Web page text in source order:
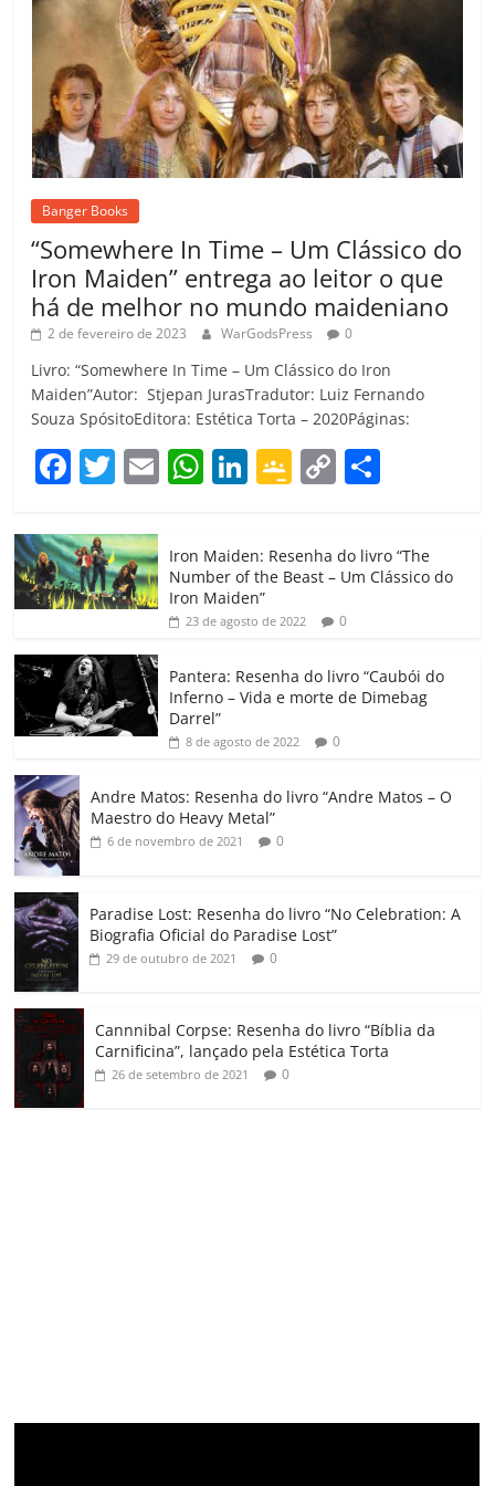
Banger Books
“Somewhere In Time – Um Clássico do
Iron Maiden” entrega ao leitor o que
há de melhor no mundo maideniano
2 de fevereiro de 2023 WarGodsPress 0
Livro: “Somewhere In Time – Um Clássico do Iron
Maiden”Autor: Stjepan JurasTradutor: Luiz Fernando
Souza SpósitoEditora: Estética Torta – 2020Páginas:
F
c
e
b
o
o
k
T
itt
er
E W
at
s
A
p
Li
e
dI
G
gl
e
Cl
a
ss
ro
o
C
p
y
Li
k
m
p
h
ar
Iron Maiden: Resenha do livro “The
Number of the Beast – Um Clássico do
Iron Maiden”
23 de agosto de 2022 0
Pantera: Resenha do livro “Caubói do
Inferno – Vida e morte de Dimebag
Darrel”
8 de agosto de 2022 0
Andre Matos: Resenha do livro “Andre Matos – O
Maestro do Heavy Metal”
6 de novembro de 2021 0
Paradise Lost: Resenha do livro “No Celebration: A
Biografia Oficial do Paradise Lost”
29 de outubro de 2021 0
Cannnibal Corpse: Resenha do livro “Bíblia da
Carnificina”, lançado pela Estética Torta
26 de setembro de 2021 0